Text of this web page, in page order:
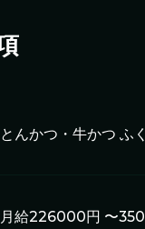
とんかつ・牛かつ ふ
月給226000円 〜